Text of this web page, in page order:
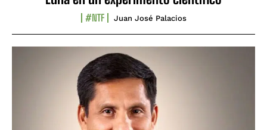
#NTF Juan José Palacios